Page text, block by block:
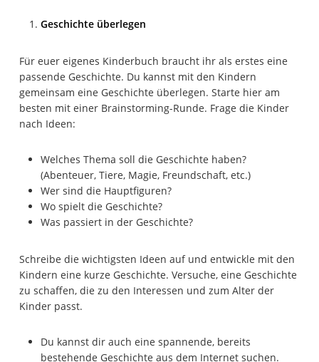
Geschichte überlegen
Für euer eigenes Kinderbuch braucht ihr als erstes eine
passende Geschichte. Du kannst mit den Kindern
gemeinsam eine Geschichte überlegen. Starte hier am
besten mit einer Brainstorming-Runde. Frage die Kinder
nach Ideen:
Welches Thema soll die Geschichte haben?
(Abenteuer, Tiere, Magie, Freundschaft, etc.)
Wer sind die Hauptfiguren?
Wo spielt die Geschichte?
Was passiert in der Geschichte?
Schreibe die wichtigsten Ideen auf und entwickle mit den
Kindern eine kurze Geschichte. Versuche, eine Geschichte
zu schaffen, die zu den Interessen und zum Alter der
Kinder passt.
Du kannst dir auch eine spannende, bereits
bestehende Geschichte aus dem Internet suchen.